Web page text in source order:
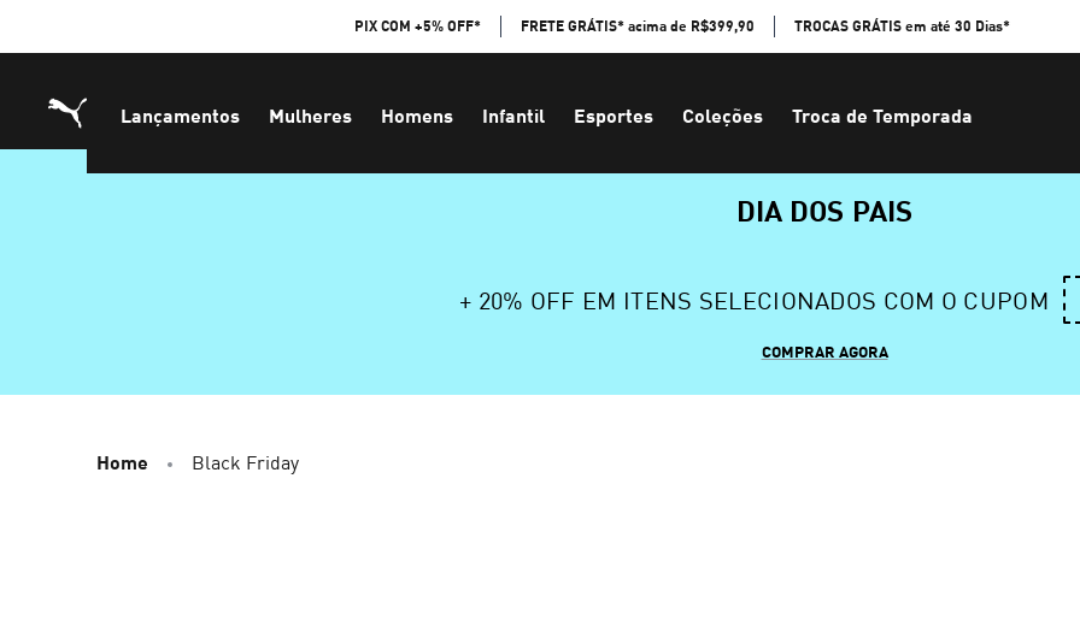
PIX COM +5% OFF* FRETE GRÁTIS* acima de R$399,90 TROCAS GRÁTIS em até 30 Dias*
Lançamentos Mulheres Homens Infantil Esportes Coleções Troca de Temporada
DIA DOS PAIS
+ 20% OFF EM ITENS SELECIONADOS COM O CUPOM
COMPRAR AGORA
Home Black Friday